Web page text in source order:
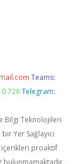
Teams:
726 Telegram:
Bilgi Teknolojileri
Yer Sağlayıcı
içerikleri proaktif
bulunmamaktadır.